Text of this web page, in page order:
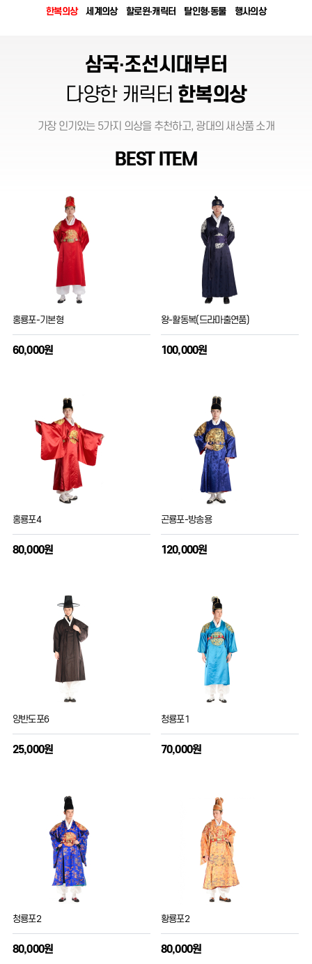
한복의상 세계의상 할로윈·캐릭터 탈인형·동물 행사의상
삼국·조선시대부터
다양한 캐릭터 한복의상
가장 인기있는 5가지 의상을 추천하고, 광대의 새상품 소개
BEST ITEM
홍룡포-기본형
60,000원
왕-활동복(드라마출연품)
100,000원
홍룡포4
80,000원
곤룡포-방송용
120,000원
양반도포6
25,000원
청룡포1
70,000원
청룡포2
80,000원
황룡포2
80,000원